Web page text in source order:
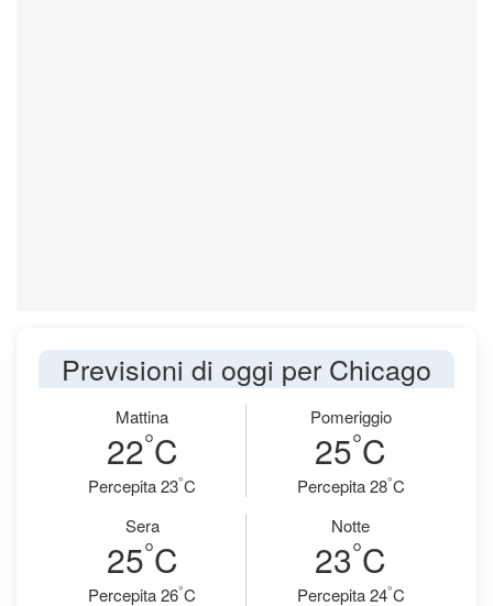
Previsioni di oggi per Chicago
Mattina
22°C
Percepita 23°C
Pomeriggio
25°C
Percepita 28°C
Sera
25°C
Percepita 26°C
Notte
23°C
Percepita 24°C